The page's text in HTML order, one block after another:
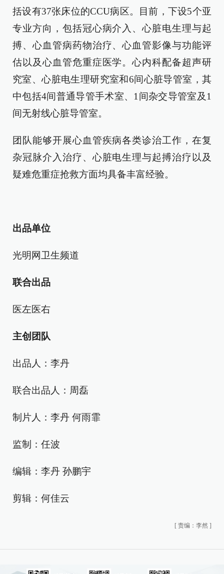
括设有37张床位的CCU病区。目前，下设5个亚
专业方向，包括冠心病介入、心脏电生理与起
搏、心血管病药物治疗、心血管影像与功能评
估以及心血管危重症医学。心内科配备超声研
究室、心脏电生理研究室和6间心脏导管室，其
中包括4间普通导管手术室、1间杂交导管室及1
间无射线心脏导管室。
团队能够开展心血管疾病各类诊治工作，在复
杂冠脉介入治疗、心脏电生理与起搏治疗以及
疑难危重症抢救方面均具备丰富经验。
出品单位
光明网卫生频道
联合出品
医左医右
主创团队
出品人：李丹
联合出品人：周磊
制片人：李丹 何雨霏
监制：任波
编辑：李丹 孙鹏宇
剪辑：何佳云
[ 责编：李然 ]